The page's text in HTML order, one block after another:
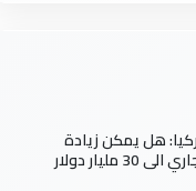
هل يمكن زيادة
التبادل التجاري الى 30 مليار دولار